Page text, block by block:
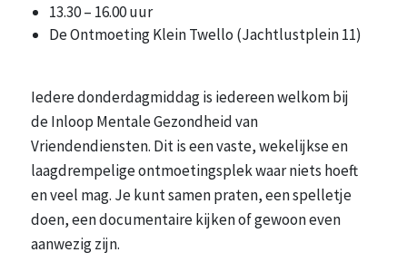
13.30 – 16.00 uur
De Ontmoeting Klein Twello (Jachtlustplein 11)
Iedere donderdagmiddag is iedereen welkom bij
de Inloop Mentale Gezondheid van
Vriendendiensten. Dit is een vaste, wekelijkse en
laagdrempelige ontmoetingsplek waar niets hoeft
en veel mag. Je kunt samen praten, een spelletje
doen, een documentaire kijken of gewoon even
aanwezig zijn.